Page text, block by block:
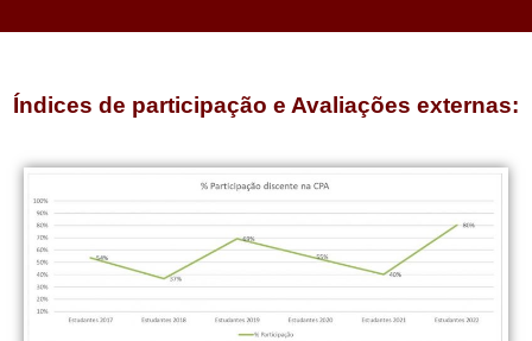
Índices de participação e Avaliações externas: